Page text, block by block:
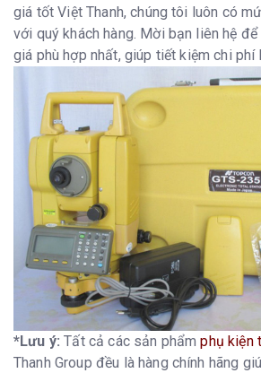
giá tốt Việt Thanh, chúng tôi luôn có
với quý khách hàng. Mời bạn liên hệ
giá phù hợp nhất, giúp tiết kiệm chi phí
*Lưu ý:Tất cả các sản phẩmphụ kiện
Thanh Group đều là hàng chính hãng